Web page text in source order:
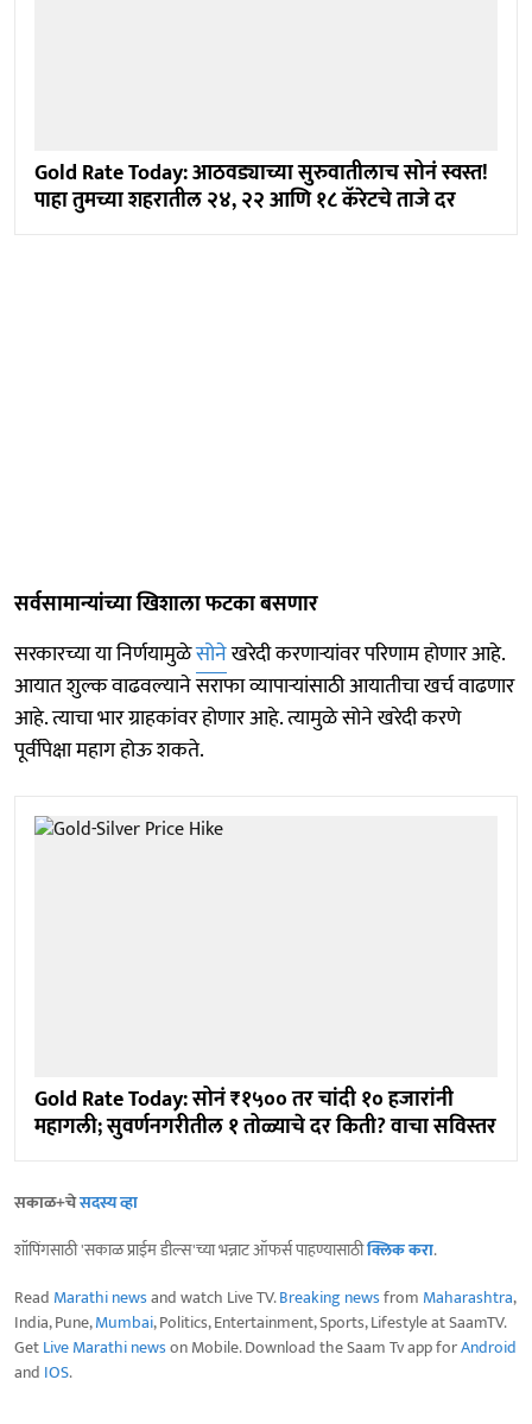
Gold Rate Today: आठवड्याच्या सुरुवातीलाच सोनं स्वस्त!
पाहा तुमच्या शहरातील २४, २२ आणि १८ कॅरेटचे ताजे दर
सर्वसामान्यांच्या खिशाला फटका बसणार
सरकारच्या या निर्णयामुळेसोनेखरेदी करणाऱ्यांवर परिणाम होणार आहे.
आयात शुल्क वाढवल्याने सराफा व्यापाऱ्यांसाठी आयातीचा खर्च वाढणार
आहे. त्याचा भार ग्राहकांवर होणार आहे. त्यामुळे सोने खरेदी करणे
पूर्वीपेक्षा महाग होऊ शकते.
Gold Rate Today: सोनं ₹१५०० तर चांदी १० हजारांनी
महागली; सुवर्णनगरीतील १ तोळ्याचे दर किती? वाचा सविस्तर
सकाळ+चेसदस्य व्हा
शॉपिंगसाठी 'सकाळ प्राईम डील्स'च्या भन्नाट ऑफर्स पाहण्यासाठीक्लिक करा.
Read Marathi newsand watch Live TV.Breaking newsfrom Maharashtra,
India, Pune,Mumbai, Politics, Entertainment, Sports, Lifestyle at SaamTV.
GetLive Marathi newson Mobile. Download the Saam Tv app forAndroid
and IOS.